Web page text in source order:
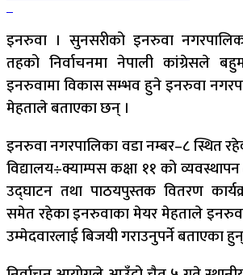
इनरुवा । सुनसरीको इनरुवा
तहको निर्वाचनमा नेपाली कांग्रेसले
इनरुवामा विकास सम्भव हुने इनरुवा
मेहताले बताएका छन् ।
इनरुवा नगरपालिका वडा नम्बर–८ स्थित
विद्यालय÷क्याम्पस कक्षा ११ को
उद्घाटन तथा पाठयपुस्तक वितरण
समेत रहेका इनरुवाका मेयर मेहताले
उम्मेदवारलाई बिजयी गराउनुपर्ने बताएका